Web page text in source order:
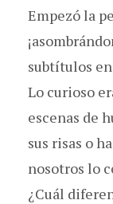
Empezó la
subtítulos
Lo curioso
escenas de
sus risas o
nosotros lo
¿Cuál